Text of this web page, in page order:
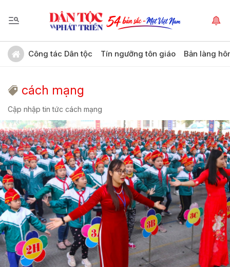
Công tác Dân tộc Tín ngưỡng tôn giáo Bản làng
cách mạng
Cập nhập tin tức cách mạng